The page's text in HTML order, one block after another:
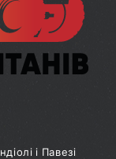
і Павезі